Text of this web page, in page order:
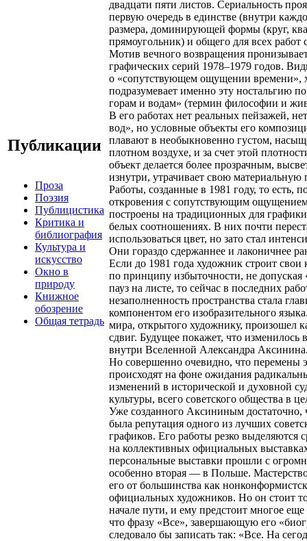
Публикации
Проза
Поэзия
Публицистика
Критика и
библиография
Культура и
искусство
Окно в
природу
Книжное
обозрение
Общая тетрадь
двадцати пяти листов. Сериальность
первую очередь в единстве (внутри
размера, доминирующей формы (круг,
прямоугольник) и общего для всех работ
Мотив вечного возвращения
графических серий 1978–1979 годов.
о «сопутствующем ощущении времени»,
подразумевает именно эту ностальгию
горам и водам» (термин философии и
В его работах нет реальных пейзажей,
вод», но условные объекты его
плавают в необыкновенно густом,
плотном воздухе, и за счет этой
объект делается более прозрачным,
изнутри, утрачивает свою материальную
Работы, созданные в 1981 году, то есть,
откровения с сопутствующим
построены на традиционных для
белых соотношениях. В них почти
использоваться цвет, но зато стал
Они гораздо сдержаннее и лаконичнее
Если до 1981 года художник строит свои
по принципу избыточности, не допуская
пауз на листе, то сейчас в последних
незаполненность пространства стала
компонентом его изобразительного
мира, открытого художнику, произошел
сдвиг. Будущее покажет, что изменилось
внутри Вселенной Александра
Но совершенно очевидно, что перемены
происходят на фоне ожидания
изменений в исторической и духовной
культуры, всего советского общества в
Уже созданного Аксининым достаточно,
была репутация одного из лучших
графиков. Его работы резко выделяются
на коллективных официальных
персональные выставки прошли с
особенно вторая — в Польше.
его от большинства как
официальных художников. Но он стоит
начале пути, и ему предстоит многое еще
что фразу «Все», завершающую его
следовало бы записать так: «Все. На